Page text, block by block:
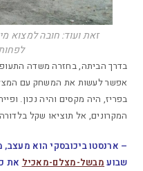
זאת ועוד: חובה למצוא
בדרך הביתה, בחזרה משדה
אפשר לעשות את המשחק עם
בפריז, היה מקסים והיה נכון.
המקרונים, אל תוציאו שקל
– ארנסטו ביכובסקי הוא
שבוע מבשל-מצלם-מאכיל את